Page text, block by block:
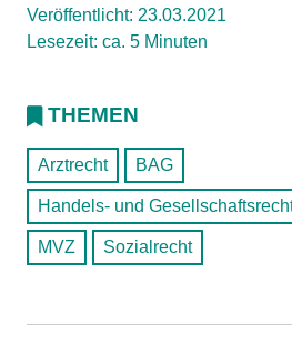
Veröffentlicht: 23.03.2021
Lesezeit: ca. 5 Minuten
THEMEN
Arztrecht BAG
Handels- und
MVZ Sozialrecht